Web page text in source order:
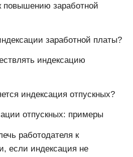
повышению заработной
заработной платы?
индексацию
индексация отпускных?
отпускных: примеры
работодателя к
если индексация не